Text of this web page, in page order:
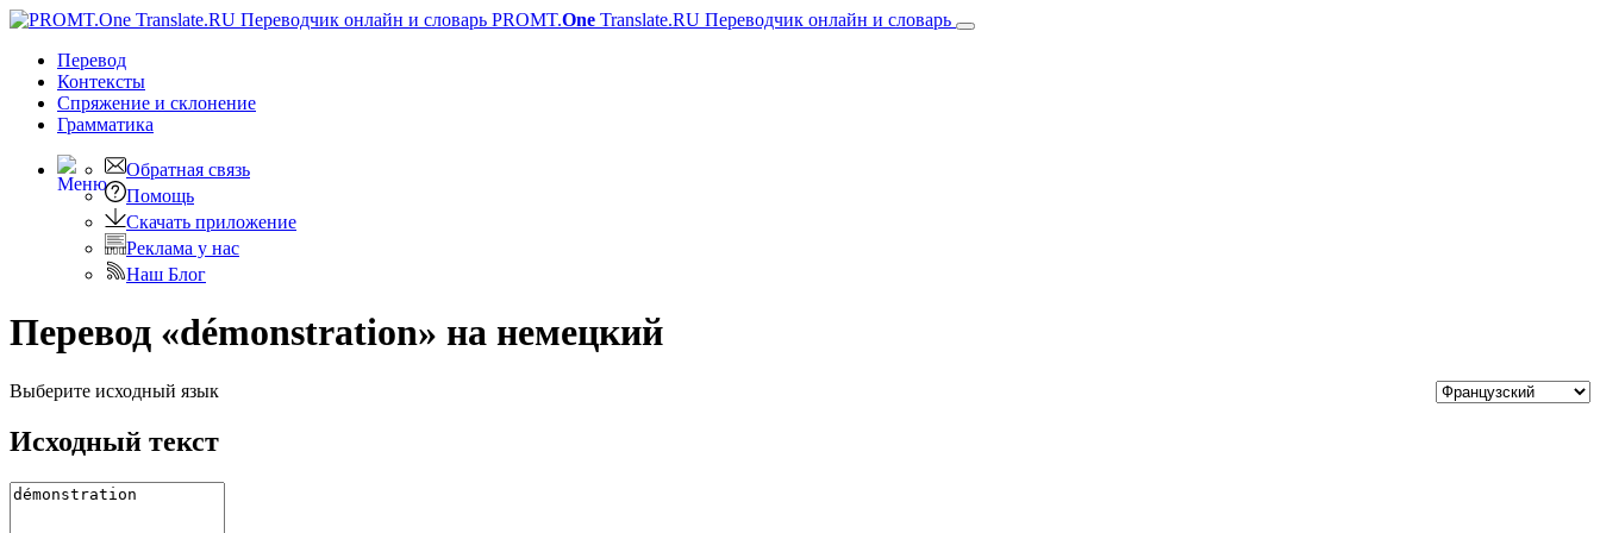
PROMT.One Translate.RU Переводчик онлайн и словарь
Перевод
Контексты
Спряжение и склонение
Грамматика
Обратная связь
Помощь
Скачать приложение
Реклама у нас
Наш Блог
Перевод «démonstration» на немецкий
Выберите исходный язык
Исходный текст